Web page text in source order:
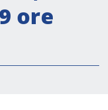
ore